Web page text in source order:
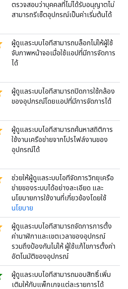
ตรวจสอบว่าบุคคลที่ไม่ได้รับอนุญาตไม่
สามารถรีเซ็ตอุปกรณ์เป็นค่าเริ่มต้นได้
ผู้ดูแลระบบไอทีสามารถบล็อกไม่ให้ผู้ใช้
จับภาพหน้าจอเมื่อใช้แอปที่มีการจัดการ
ได้
ผู้ดูแลระบบไอทีสามารถปิดการใช้กล้อง
ของอุปกรณ์โดยแอปที่มีการจัดการได้
ผู้ดูแลระบบไอทีสามารถค้นหาสถิติการ
ใช้งานเครือข่ายจากโปรไฟล์งานของ
อุปกรณ์ได้
ช่วยให้ผู้ดูแลระบบไอทีจัดการวิทยุเครือ
ข่ายของระบบได้อย่างละเอียด และ
นโยบายการใช้งานที่เกี่ยวข้องโดยใช้
นโยบาย
ผู้ดูแลระบบไอทีสามารถจัดการการตั้ง
ค่านาฬิกาและเขตเวลาของอุปกรณ์
รวมถึงป้องกันไม่ให้ ผู้ใช้แก้ไขการตั้งค่า
อัตโนมัติของอุปกรณ์
ผู้ดูแลระบบไอทีสามารถมอบสิทธิ์เพิ่ม
เติมให้กับแพ็กเกจแต่ละรายการได้